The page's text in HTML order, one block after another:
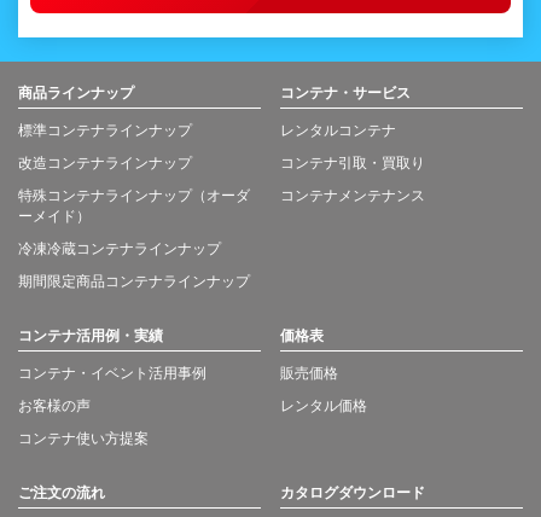
商品ラインナップ
標準コンテナラインナップ
改造コンテナラインナップ
特殊コンテナラインナップ（オーダ
ーメイド）
冷凍冷蔵コンテナラインナップ
期間限定商品コンテナラインナップ
コンテナ・サービス
レンタルコンテナ
コンテナ引取・買取り
コンテナメンテナンス
コンテナ活用例・実績
コンテナ・イベント活用事例
お客様の声
コンテナ使い方提案
価格表
販売価格
レンタル価格
ご注文の流れ カタログダウンロード